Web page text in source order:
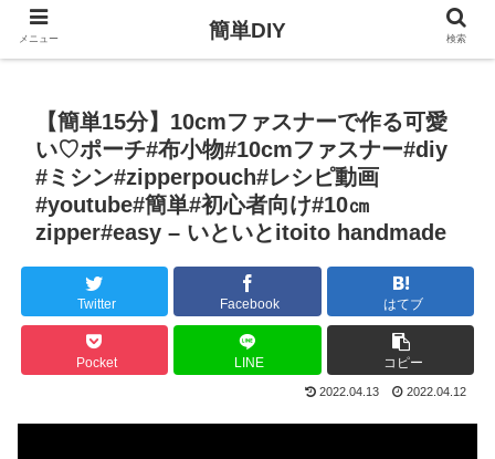
【簡単15分】10cmファスナーで作る可愛
い♡ポーチ#布小物#10cmファスナー#diy
#ミシン#zipperpouch#レシピ動画
#youtube#簡単#初心者向け#10㎝
zipper#easy – いといとitoito handmade
Twitter Facebook はてブ
Pocket LINE コピー
2022.04.13 2022.04.12
メニュー 簡単DIY 検索